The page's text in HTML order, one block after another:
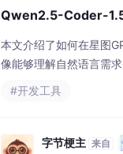
Qwen2.5-Coder-
本文介绍了如何在星图
像能够理解自然语言需
#开发工具
字节梗主 来自